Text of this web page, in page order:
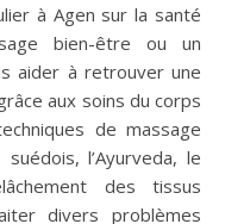
à Agen sur la santé
bien-être ou un
aider à retrouver une
aux soins du corps
de massage
l’Ayurveda, le
des tissus
divers problèmes